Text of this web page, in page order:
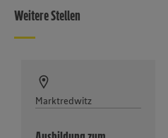
Weitere Stellen
Marktredwitz